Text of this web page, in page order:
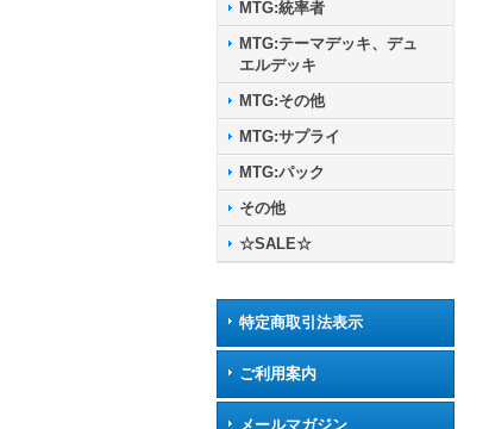
MTG:統率者
MTG:テーマデッキ、デュ
エルデッキ
MTG:その他
MTG:サプライ
MTG:パック
その他
☆SALE☆
特定商取引法表示
ご利用案内
メールマガジン